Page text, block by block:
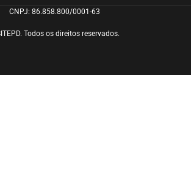
CNPJ: 86.858.800/0001-63
Todos os direitos reservados.